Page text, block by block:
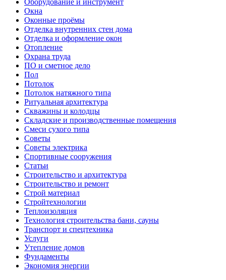
Окна
Оконные проёмы
Отделка внутренних стен дома
Отделка и оформление окон
Отопление
Охрана труда
ПО и сметное дело
Пол
Потолок
Потолок натяжного типа
Ритуальная архитектура
Скважины и колодцы
Складские и производственные помещения
Смеси сухого типа
Советы
Советы электрика
Спортивные сооружения
Статьи
Строительство и архитектура
Строительство и ремонт
Строй материал
Стройтехнологии
Теплоизоляция
Технология строительства бани, сауны
Транспорт и спецтехника
Услуги
Утепление домов
Фундаменты
Экономия энергии